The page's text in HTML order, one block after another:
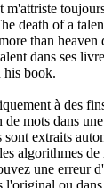
m'attriste
death of a
than heaven
dans ses
his book.
à des
mots dans
extraits
algorithmes de
une erreur